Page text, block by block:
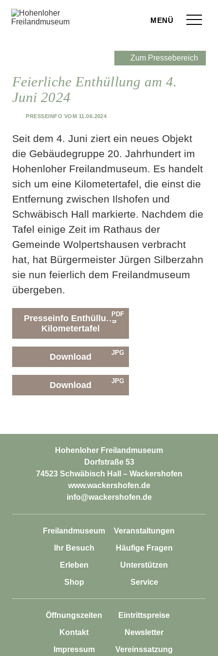
Menü
Besuch
Fragen
Zum Pressebereich
Feierliche Enthüllung am 4.
Juni 2024
Presseinfo vom 11.06.2024
Seit dem 4. Juni ziert ein neues Objekt
die Gebäudegruppe 20. Jahrhundert im
Hohenloher Freilandmuseum. Es handelt
sich um eine Kilometertafel, die einst die
Entfernung zwischen Ilshofen und
Schwäbisch Hall markierte. Nachdem die
Tafel einige Zeit im Rathaus der
Gemeinde Wolpertshausen verbracht
hat, hat Bürgermeister Jürgen Silberzahn
sie nun feierlich dem Freilandmuseum
übergeben.
Presseinfo Enthüllung
Kilometertafel
PDF
Download JPG
Download JPG
Hohenloher Freilandmuseum
Dorfstraße 53
74523 Schwäbisch Hall – Wackershofen
www.wackershofen.de
info@wackershofen.de
Freilandmuseum Veranstaltungen
Ihr Besuch Häufige Fragen
Erleben Unterstützen
Shop Service
Öffnungszeiten Eintrittspreise
Kontakt Newsletter
Impressum Vereinssatzung